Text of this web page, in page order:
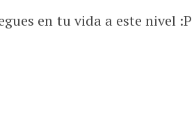
en tu vida a este nivel :P